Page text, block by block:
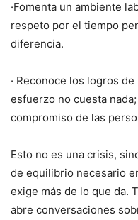
·Fomenta un ambiente
respeto por el tiempo
diferencia.
· Reconoce los logros
esfuerzo no cuesta
compromiso de las
Esto no es una crisis,
de equilibrio necesario
exige más de lo que da.
abre conversaciones